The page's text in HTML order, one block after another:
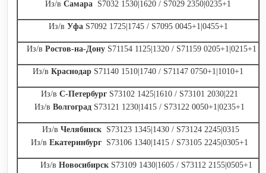
Из/в Самара S7032 1530|1620 / S7029 2350|0235+1
Из/в Уфа S7092 1725|1745 / S7095 0045+1|0455+1
Из/в Ростов-на-Дону S71154 1125|1320 / S71159 0205+1|0215+1
Из/в Краснодар S71140 1510|1740 / S71147 0750+1|1010+1
Из/в С-ПетербургS73102 1425|1610 / S73101 2030|221
Из/в ВолгоградS73121 1230|1415 / S73122 0050+1|0235+1
Из/в Челябинск S73123 1345|1430 / S73124 2245|0315
Из/в Екатеринбург S73106 1340|1415 / S73105 2245|0305+1
Из/в Новосибирск S73109 1430|1605 / S73112 2155|0505+1